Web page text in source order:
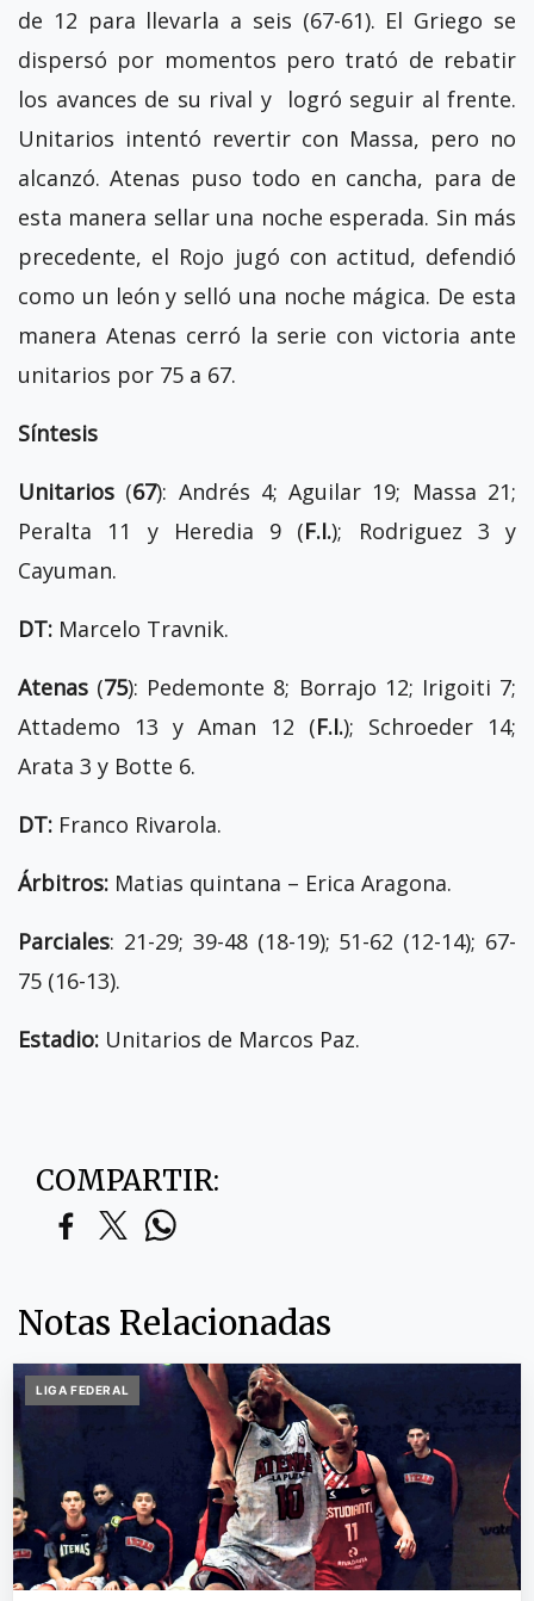
de 12 para llevarla a seis (67-61). El Griego se
dispersó por momentos pero trató de rebatir
los avances de su rival y logró seguir al frente.
Unitarios intentó revertir con Massa, pero no
alcanzó. Atenas puso todo en cancha, para de
esta manera sellar una noche esperada. Sin más
precedente, el Rojo jugó con actitud, defendió
como un león y selló una noche mágica. De esta
manera Atenas cerró la serie con victoria ante
unitarios por 75 a 67.
Síntesis
Unitarios (67): Andrés 4; Aguilar 19; Massa 21;
Peralta 11 y Heredia 9 (F.I.); Rodriguez 3 y
Cayuman.
DT: Marcelo Travnik.
Atenas (75): Pedemonte 8; Borrajo 12; Irigoiti 7;
Attademo 13 y Aman 12 (F.I.); Schroeder 14;
Arata 3 y Botte 6.
DT: Franco Rivarola.
Árbitros: Matias quintana – Erica Aragona.
Parciales: 21-29; 39-48 (18-19); 51-62 (12-14); 67-
75 (16-13).
Estadio: Unitarios de Marcos Paz.
COMPARTIR:
Notas Relacionadas
LIGA FEDERAL